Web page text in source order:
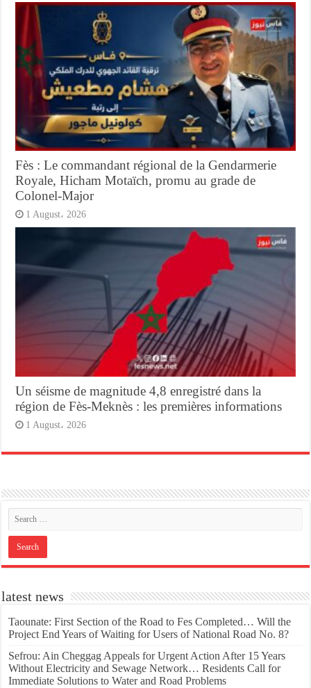
Fès : Le commandant régional de la Gendarmerie
Royale, Hicham Motaïch, promu au grade de
Colonel-Major
1 August، 2026
Un séisme de magnitude 4,8 enregistré dans la
région de Fès-Meknès : les premières informations
1 August، 2026
latest news
Taounate: First Section of the Road to Fes Completed… Will the
Project End Years of Waiting for Users of National Road No. 8?
Sefrou: Ain Cheggag Appeals for Urgent Action After 15 Years
Without Electricity and Sewage Network… Residents Call for
Immediate Solutions to Water and Road Problems